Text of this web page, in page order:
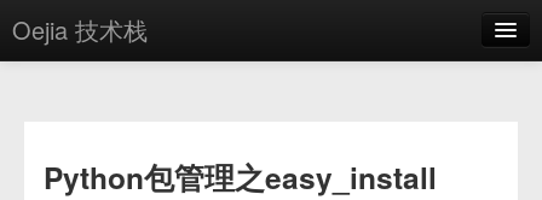
Oejia 技术栈
方案Python包管理之easy_install